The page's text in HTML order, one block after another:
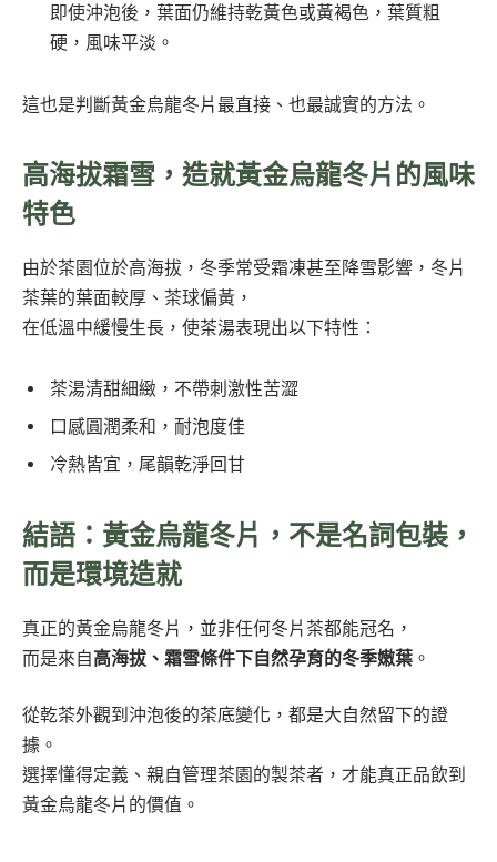
即使沖泡後，葉面仍維持乾黃色或黃褐色，葉質粗
硬，風味平淡。
這也是判斷黃金烏龍冬片最直接、也最誠實的方法。
高海拔霜雪，造就黃金烏龍冬片的風味
特色
由於茶園位於高海拔，冬季常受霜凍甚至降雪影響，冬片
茶葉的葉面較厚、茶球偏黃，
在低溫中緩慢生長，使茶湯表現出以下特性：
茶湯清甜細緻，不帶刺激性苦澀
口感圓潤柔和，耐泡度佳
冷熱皆宜，尾韻乾淨回甘
結語：黃金烏龍冬片，不是名詞包裝，
而是環境造就
真正的黃金烏龍冬片，並非任何冬片茶都能冠名，
而是來自高海拔、霜雪條件下自然孕育的冬季嫩葉 。
從乾茶外觀到沖泡後的茶底變化，都是大自然留下的證
據。
選擇懂得定義、親自管理茶園的製茶者，才能真正品飲到
黃金烏龍冬片的價值。